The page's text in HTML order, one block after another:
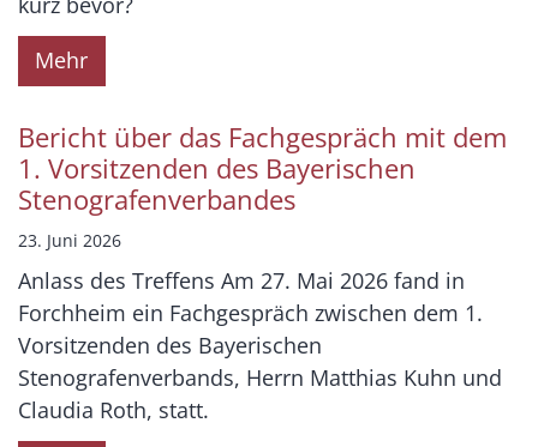
Mehr
Bericht über das Fachgespräch mit dem
1. Vorsitzenden des Bayerischen
Stenografenverbandes
23. Juni 2026
Anlass des Treffens Am 27. Mai 2026 fand in
Forchheim ein Fachgespräch zwischen dem 1.
Vorsitzenden des Bayerischen
Stenografenverbands, Herrn Matthias Kuhn und
Claudia Roth, statt.